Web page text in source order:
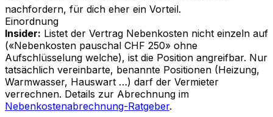
nachfordern, für dich eher ein Vorteil.
Einordnung
Insider: Listet der Vertrag Nebenkosten nicht einzeln auf
(«Nebenkosten pauschal CHF 250» ohne
Aufschlüsselung welche), ist die Position angreifbar. Nur
tatsächlich vereinbarte, benannte Positionen (Heizung,
Warmwasser, Hauswart …) darf der Vermieter
verrechnen. Details zur Abrechnung im
Nebenkostenabrechnung-Ratgeber.